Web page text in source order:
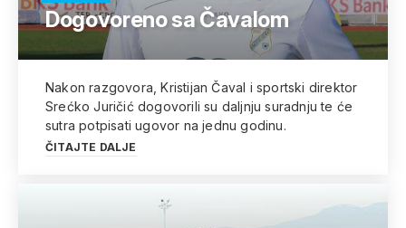
Dogovoreno sa Čavalom
Nakon razgovora, Kristijan Čaval i sportski direktor
Srećko Juričić dogovorili su daljnju suradnju te će
sutra potpisati ugovor na jednu godinu.
ČITAJTE DALJE